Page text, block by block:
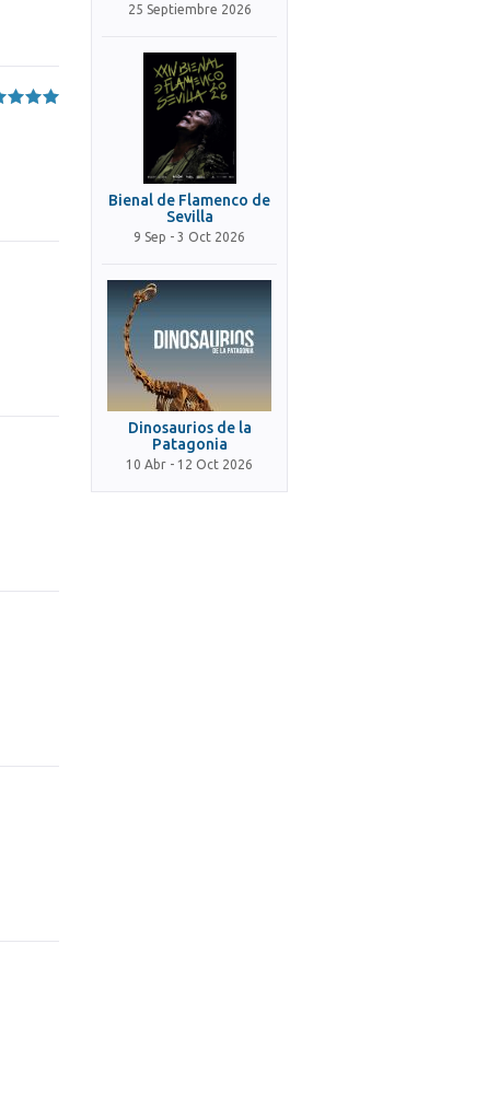
25 Septiembre 2026
Bienal de Flamenco de
Sevilla
9 Sep - 3 Oct 2026
Dinosaurios de la
Patagonia
10 Abr - 12 Oct 2026